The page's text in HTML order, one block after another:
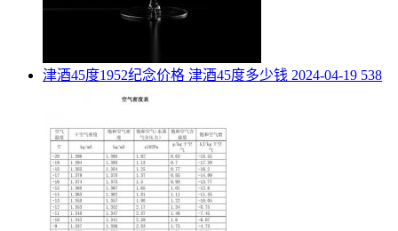
​津酒45度1952纪念价格 津酒45度多少钱 2024-04-19 538